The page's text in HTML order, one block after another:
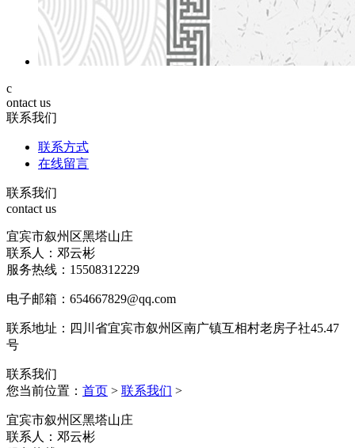
c
ontact us
联系我们
联系方式
在线留言
联系我们
contact us
宜宾市叙州区黑塔山庄
联系人：邓云彬
服务热线：15508312229
电子邮箱：654667829@qq.com
联系地址：四川省宜宾市叙州区南广镇互相村老房子社45.47
号
联系我们
您当前位置： 首页 > 联系我们 >
宜宾市叙州区黑塔山庄
联系人：邓云彬